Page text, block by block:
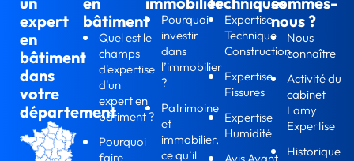
bâtiment
Quel est le
champs
d'expertise
d'un
expert en
bâtiment ?
Pourquoi
faire
Pourquoi
investir
dans
l’immobilier
?
Patrimoine
et
immobilier,
ce qu’il
Expertise
Technique
Construction
Expertise
Fissures
Expertise
Humidité
nous ?
Nous
connaître
Activité du
cabinet
Lamy
Expertise
Historique
expert
en
bâtiment
dans
votre
département